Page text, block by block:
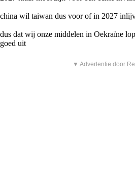
china wil taiwan dus voor of in 2027
dus dat wij onze middelen in Oekraïne
goed uit
▼ Advertentie door